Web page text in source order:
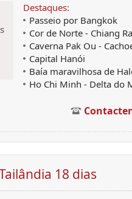
Destaques:
Passeio por Bangkok
Cor de Norte - Chiang
Caverna Pak Ou -
Capital Hanói
Baía maravilhosa de
Ho Chi Minh - Delta do
18 dias